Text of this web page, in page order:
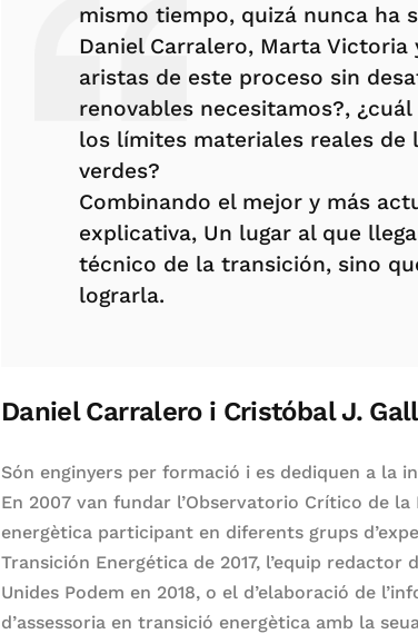
mismo tiempo, quizá nunca ha
Daniel Carralero, Marta
aristas de este proceso sin
renovables necesitamos?,
los límites materiales reales
verdes?
Combinando el mejor y más
explicativa, Un lugar al que
técnico de la transición, sino
lograrla.
Daniel Carralero i Cristóbal J.
Són enginyers per formació i es dediquen a la
En 2007 van fundar l’Observatorio Crítico de
energètica participant en diferents grups
Transición Energética de 2017, l’equip
Unides Podem en 2018, o el d’elaboració de
d’assessoria en transició energètica amb la